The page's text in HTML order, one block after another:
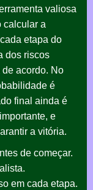
valiosa
calcular a
etapa do
dos riscos
acordo. No
é
final ainda é
e
a vitória.
de começar.
em cada etapa.